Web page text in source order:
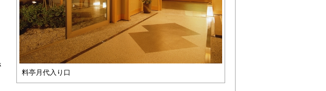
料亭月代入り口